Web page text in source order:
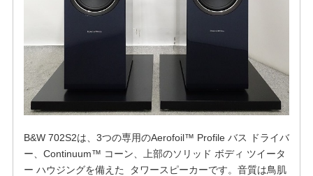
B&W 702S2は、3つの専用のAerofoil™ Profile バス ドライバ
ー、Continuum™ コーン、上部のソリッド ボディ ツイータ
ー ハウジングを備えた タワースピーカーです。音質は鳥肌